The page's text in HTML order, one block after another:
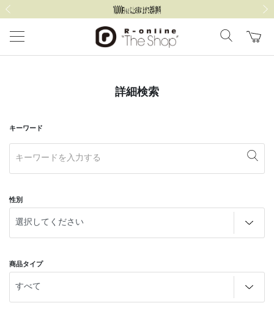
詳細検索
キーワード
性別
商品タイプ